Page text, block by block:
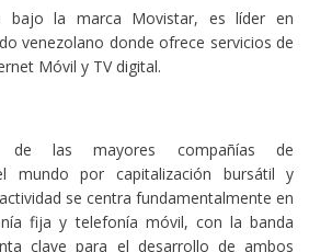
bajo la marca Movistar, es líder en
venezolano donde ofrece servicios de
Móvil y TV digital.
de las mayores compañías de
mundo por capitalización bursátil y
se centra fundamentalmente en
fija y telefonía móvil, con la banda
clave para el desarrollo de ambos